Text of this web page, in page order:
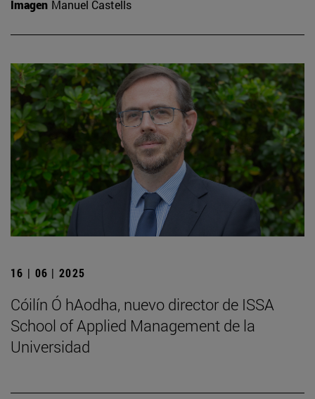
Imagen Manuel Castells
16 | 06 | 2025
Cóilín Ó hAodha, nuevo director de ISSA
School of Applied Management de la
Universidad